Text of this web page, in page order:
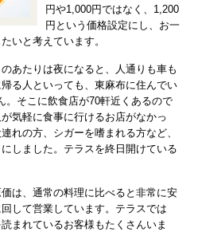
円や1,000円ではなく、1,200
円という価格設定にし、お一
いと考えています。
あたりは夜になると、人通りも車も
る人といっても、東麻布に住んでい
。そこに飲食店が70軒近くあるので
気軽に食事に行けるお店がなかっ
れの方、シガーを嗜まれる方など、
しました。テラスを終日開けている
は、通常の料理に比べると非常に安
して営業しています。テラスでは
まれているお客様もたくさんいま